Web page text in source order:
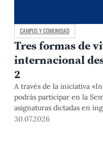
CAMPUS Y COMUNIDAD
Tres formas de
internacional
2
A través de la iniciativa
podrás participar en la
asignaturas dictadas en
junto con estudiantes y
30.07.2026